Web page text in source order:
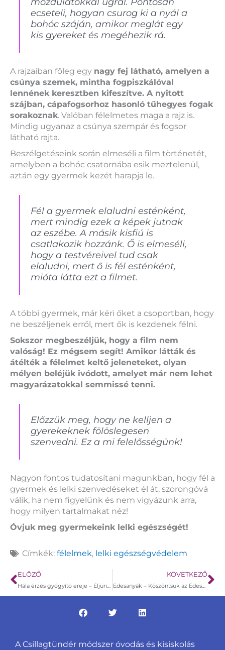
ecseteli, hogyan csurog ki a nyál a
bohóc száján, amikor meglát egy
kis gyereket és megéhezik rá.
A rajzaiban főleg egy nagy fej látható, amelyen a
csúnya szemek, mintha fogpiszkálóval
lennének keresztben kifeszítve. A nyitott
szájban, cápafogsorhoz hasonló tűhegyes fogak
sorakoznak. Valóban félelmetes maga a rajz is.
Mindig ugyanaz a csúnya szempár és fogsor
látható rajta.
Beszélgetéseink során elmeséli a film történetét,
amelyben a bohóc csatornába esik meztelenül,
aztán egy gyermek kezét harapja le.
Fél a gyermek elaludni esténként,
mert mindig ezek a képek jutnak
az eszébe. A másik kisfiú is
csatlakozik hozzánk. Ő is elmeséli,
hogy a testvéreivel tud csak
elaludni, mert ő is fél esténként,
mióta látta ezt a filmet.
A többi gyermek, már kéri őket a csoportban, hogy
ne beszéljenek erről, mert ők is kezdenek félni.
Sokszor megbeszéljük, hogy a film nem
valóság! Ez mégsem segít! Amikor látták és
átélték a félelmet keltő jeleneteket, olyan
mélyen beléjük ivódott, amelyet már nem lehet
magyarázatokkal semmissé tenni.
Előzzük meg, hogy ne kelljen a
gyerekeknek fölöslegesen
szenvedni. Ez a mi felelősségünk!
Nagyon fontos tudatosítani magunkban, hogy fél a
gyermek és lelki szenvedéseket él át, szorongóvá
válik, ha nem figyelünk és nem vigyázunk arra,
hogy milyen tartalmakat néz!
Óvjuk meg gyermekeink lelki egészségét!
Címkék: félelmek, lelki egészségvédelem
Előző
ELŐZŐ
Hála érzés gyógyító ereje – Éljünk vele!
KÖVETKEZŐ
Édesanyák – Köszöntsük az Édesanyákat!
A Csillagtündér módszer óvodás és kisiskolás